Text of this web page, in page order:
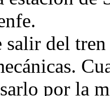
salir del
por la